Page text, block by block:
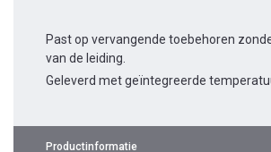
Past op vervangende toebehoren
van de leiding.
Geleverd met geïntegreerde
Productinformatie